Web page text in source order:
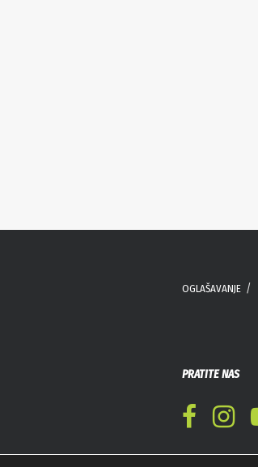
OGLAŠAVANJE
PRATITE NAS